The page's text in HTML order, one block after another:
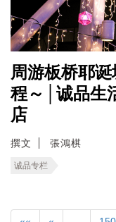
周游板桥耶
程～│诚品生
店
撰文 張鴻棋
诚品专栏